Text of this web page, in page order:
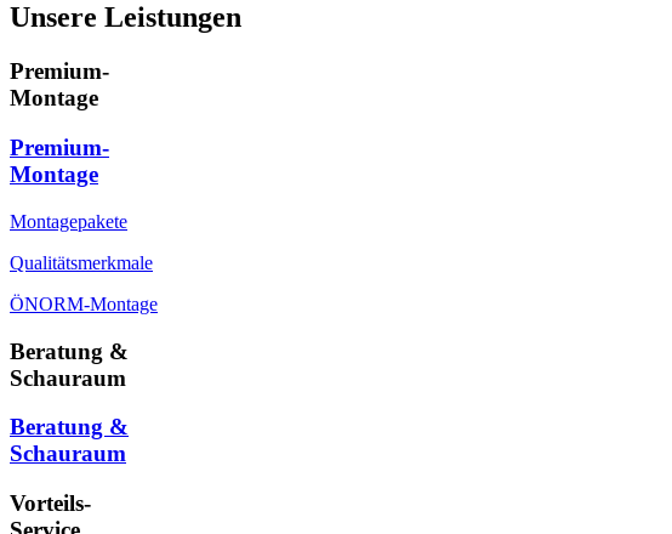
Unsere Leistungen
Premium-
Montage
Premium-
Montage
Montagepakete
Qualitätsmerkmale
ÖNORM-Montage
Beratung &
Schauraum
Beratung &
Schauraum
Vorteils-